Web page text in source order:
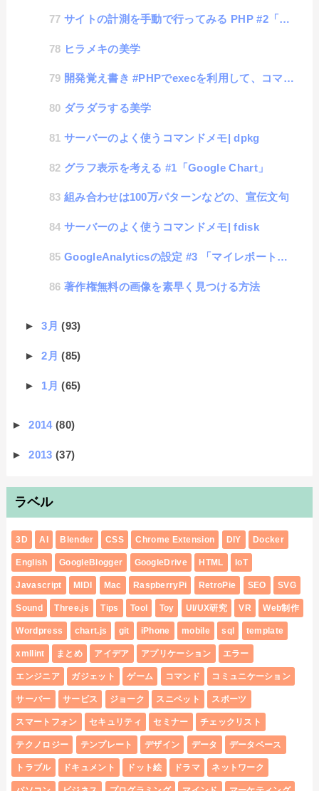
サイトの計測を手動で行ってみる PHP #2「GoogleCharts」
ヒラメキの美学
開発覚え書き #PHPでexecを利用して、コマンドのバージョンを取得する
ダラダラする美学
サーバーのよく使うコマンドメモ| dpkg
グラフ表示を考える #1「Google Chart」
組み合わせは100万パターンなどの、宣伝文句
サーバーのよく使うコマンドメモ| fdisk
GoogleAnalyticsの設定 #3 「マイレポートを登録しよう」
著作権無料の画像を素早く見つける方法
►3月(93)
►2月(85)
► 1月(65)
►2014(80)
►2013(37)
ラベル
3D AI Blender CSS Chrome Extension DIY Docker
English GoogleBlogger GoogleDrive HTML IoT
Javascript MIDI Mac RaspberryPi RetroPie SEO SVG
Sound Three.js Tips Tool Toy UI/UX研究 VR Web制作
Wordpress chart.js git iPhone mobile sql template
xmllint まとめ アイデア アプリケーション エラー
エンジニア ガジェット ゲーム コマンド コミュニケーション
サーバー サービス ジョーク スニペット スポーツ
スマートフォン セキュリティ セミナー チェックリスト
テクノロジー テンプレート デザイン データ データベース
トラブル ドキュメント ドット絵 ドラマ ネットワーク